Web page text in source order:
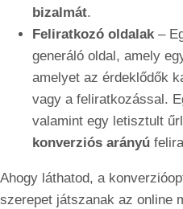
bizalmát.
Feliratkozó oldalak–
generáló oldal, amely
amelyet az érdeklődők
vagy a feliratkozással.
valamint egy letisztult
konverziós arányú
Ahogy láthatod, a
szerepet játszanak az online